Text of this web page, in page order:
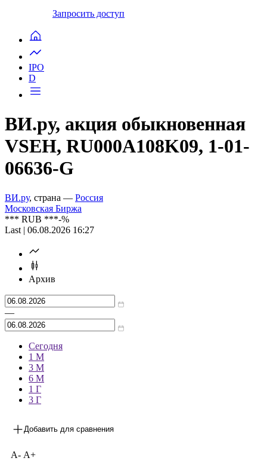
Запросить доступ
IPO
D
ВИ.ру, акция обыкновенная
VSEH, RU000A108K09, 1-01-
06636-G
ВИ.ру, страна — Россия
Московская Биржа
*** RUB ***-%
Last | 06.08.2026 16:27
Архив
—
Сегодня
1 М
3 М
6 М
1 Г
3 Г
Добавить для сравнения